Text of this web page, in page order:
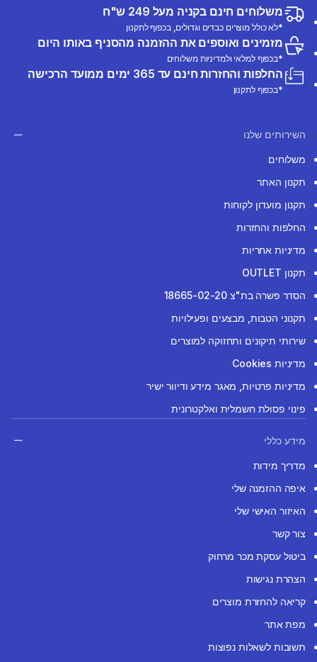
משלוחים חינם בקניה מעל 249 ש"ח
*לא כולל מוצרים כבדים וגדולים, בכפוף לתקנון
מזמינים ואוספים את ההזמנה מהסניף באותו היום
*בכפוף למלאי ולמדיניות משלוחים
החלפות והחזרות חינם עד 365 ימים ממועד הרכישה
*בכפוף לתקנון
השירותים שלנו
משלוחים
תקנון האתר
תקנון מועדון לקוחות
החלפות והחזרות
מדיניות אחריות
תקנון OUTLET
הסדר פשרה בת"צ 18665-02-20
תקנוני הטבות, מבצעים ופעילויות
שירותי תיקונים ותחזוקה למוצרים
מדיניות Cookies
מדיניות פרטיות, מאגר מידע ודיוור ישיר
פינוי פסולת חשמלית ואלקטרונית
מידע כללי
מדריך מידות
איפה ההזמנה שלי
האיזור האישי שלי
צור קשר
ביטול עסקת מכר מרחוק
הצהרת נגישות
קריאה להחזרת מוצרים
מפת אתר
תשובות לשאלות נפוצות